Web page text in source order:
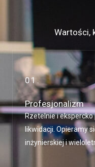
Wartości,
01.
Profesjonalizm
Rzetelnie i
likwidacji. Opieramy
inżynierskiej i